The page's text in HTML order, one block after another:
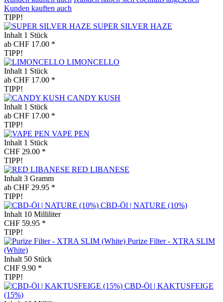
Kunden kauften auch
TIPP!
SUPER SILVER HAZE
Inhalt 1 Stück
ab CHF 17.00 *
TIPP!
LIMONCELLO
Inhalt 1 Stück
ab CHF 17.00 *
TIPP!
CANDY KUSH
Inhalt 1 Stück
ab CHF 17.00 *
TIPP!
VAPE PEN
Inhalt 1 Stück
CHF 29.00 *
TIPP!
RED LIBANESE
Inhalt 3 Gramm
ab CHF 29.95 *
TIPP!
CBD-Öl | NATURE (10%)
Inhalt 10 Milliliter
CHF 59.95 *
TIPP!
Purize Filter - XTRA SLIM
(White)
Inhalt 50 Stück
CHF 9.90 *
TIPP!
CBD-Öl | KAKTUSFEIGE
(15%)